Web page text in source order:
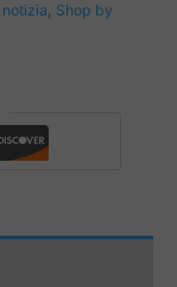
notizia, Shop by